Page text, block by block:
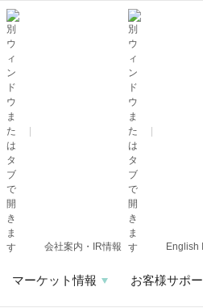
会社案内・IR情報 English
マーケット情報 お客様サポ